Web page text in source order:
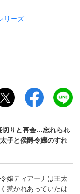
リーズ
切りと再会…忘れられ
子と侯爵令嬢のすれ
嬢ティアーナは王太
惹かれあっていたは